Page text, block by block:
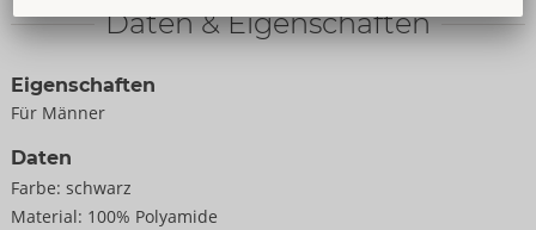
Daten & Eigenschaften
Eigenschaften
Für Männer
Daten
Farbe: schwarz
Material: 100% Polyamide